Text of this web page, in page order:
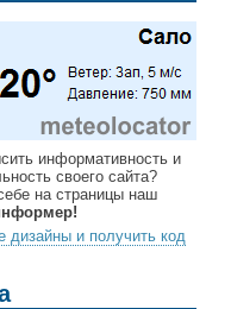
информативность и
своего сайта?
на страницы наш
дизайны и получить код